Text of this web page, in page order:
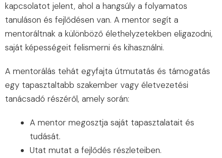
kapcsolatot jelent, ahol a hangsúly a folyamatos
tanuláson és fejlődésen van. A mentor segít a
mentoráltnak a különböző élethelyzetekben eligazodni,
saját képességeit felismerni és kihasználni.
A mentorálás tehát egyfajta útmutatás és támogatás
egy tapasztaltabb szakember vagy életvezetési
tanácsadó részéről, amely során:
A mentor megosztja saját tapasztalatait és
tudását.
Utat mutat a fejlődés részleteiben.